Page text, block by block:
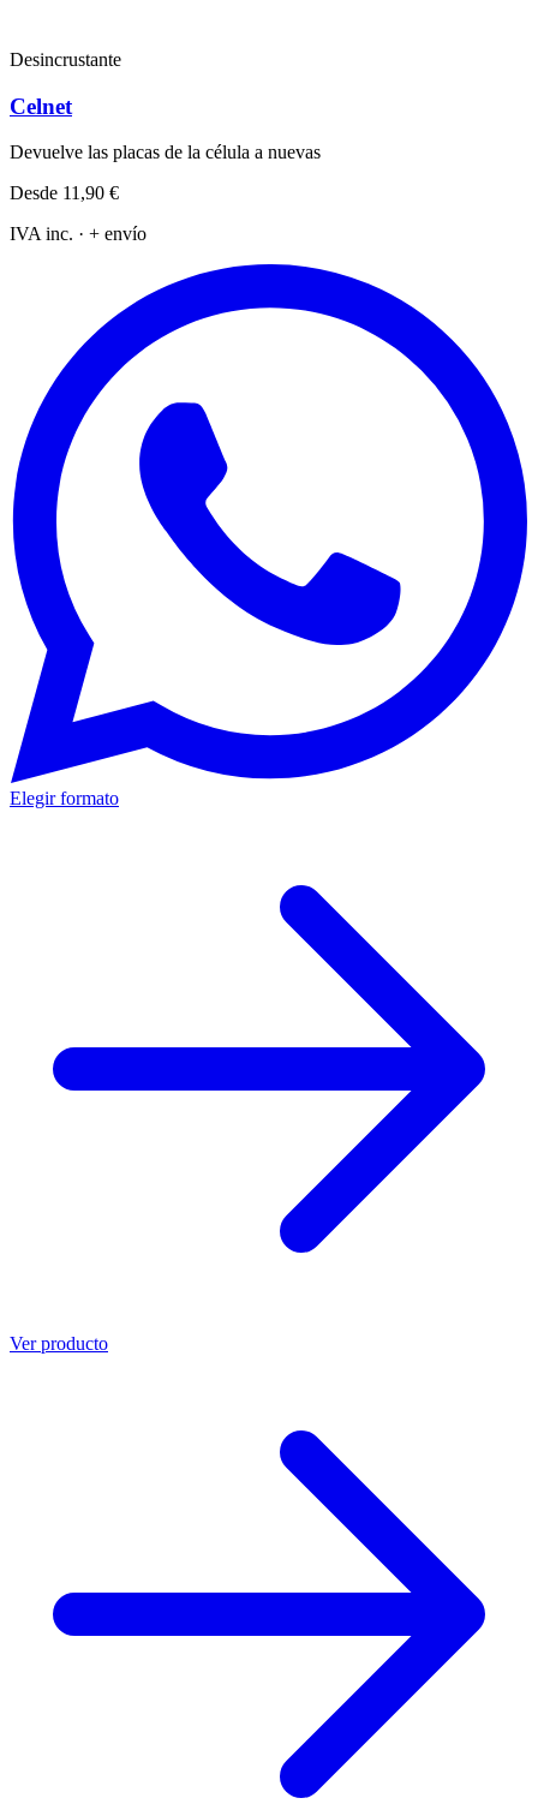
Desincrustante
Celnet
Devuelve las placas de la célula a nuevas
Desde 11,90 €
IVA inc. · + envío
Elegir formato
Ver producto